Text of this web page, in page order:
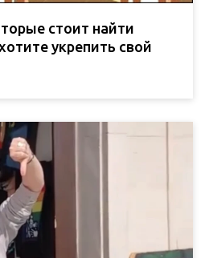
стоит найти
укрепить свой